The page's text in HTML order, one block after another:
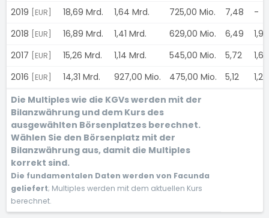
2019 [EUR] 18,69 Mrd. 1,64 Mrd. 725,00 Mio. 7,48
-
2018
[EUR] 16,89 Mrd. 1,41 Mrd. 629,00 Mio. 6,49
2017
[EUR] 15,26 Mrd. 1,14 Mrd. 545,00 Mio. 5,72
2016
[EUR] 14,31 Mrd. 927,00 Mio. 475,00 Mio. 5,12
Die Multiples wie die KGVs werden mit der
Bilanzwährung und dem Kurs des
ausgewählten Börsenplatzes berechnet.
Wählen Sie den Börsenplatz mit der
Bilanzwährung aus, damit die Multiples
korrekt sind.
Die fundamentalen Daten werden von Facunda
geliefert; Multiples werden mit dem aktuellen Kurs
berechnet.